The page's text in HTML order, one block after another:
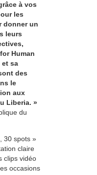
à vos
les
donner un
leurs
Human
et sa
des
le
aux
Liberia. »
du
30 spots »
claire
clips vidéo
occasions